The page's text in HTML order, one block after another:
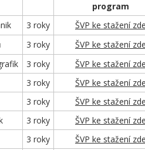
program
3 roky
ŠVP ke stažení
3 roky
ŠVP ke stažení
3 roky
ŠVP ke stažení
3 roky
ŠVP ke stažení
3 roky
ŠVP ke stažení
3 roky
ŠVP ke stažení
3 roky
ŠVP ke stažení